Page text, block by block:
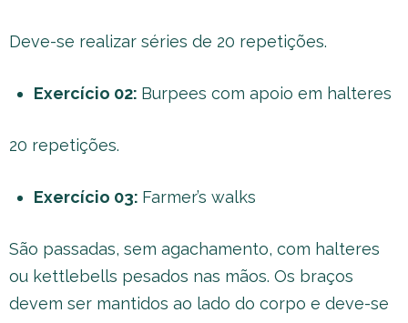
Deve-se realizar séries de 20 repetições.
Exercício 02: Burpees com apoio em halteres
20 repetições.
Exercício 03: Farmer’s walks
São passadas, sem agachamento, com halteres
ou kettlebells pesados nas mãos. Os braços
devem ser mantidos ao lado do corpo e deve-se